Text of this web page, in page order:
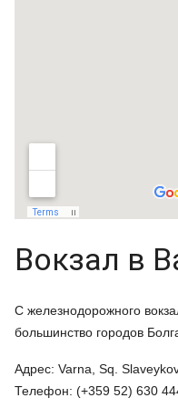
Вокзал в
С железнодорожного
большинство городов
Адрес: Varna, Sq.
Телефон: (+359 52) 630